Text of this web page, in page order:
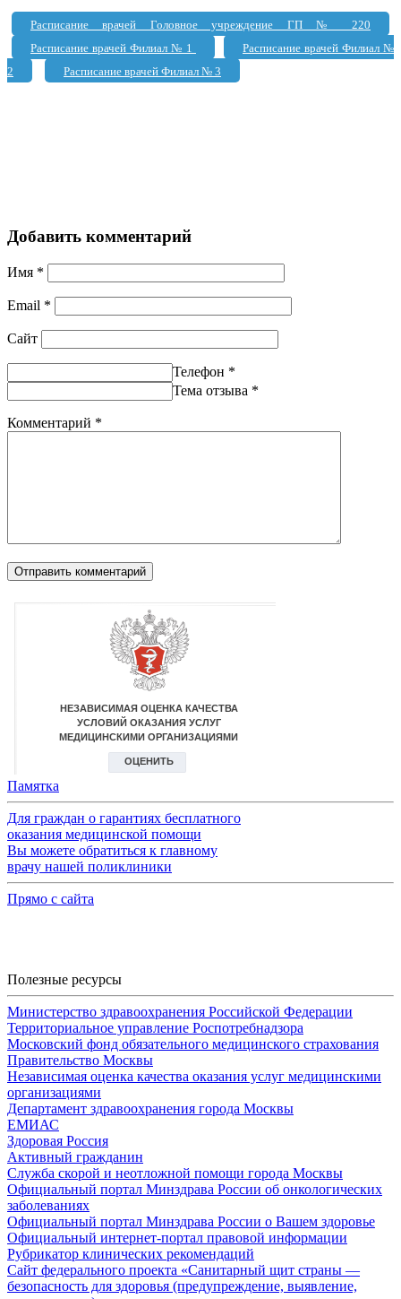
Расписание врачей Головное учреждение ГП № 220
Расписание врачей Филиал № 1
Расписание врачей Филиал №
2
Расписание врачей Филиал № 3
Добавить комментарий
Имя *
Email *
Сайт
Телефон *
Тема отзыва *
Комментарий *
Памятка
Для граждан о гарантиях бесплатного
оказания медицинской помощи
Вы можете обратиться к главному
врачу нашей поликлиники
Прямо с сайта
Полезные ресурсы
Министерство здравоохранения Российской Федерации
Территориальное управление Роспотребнадзора
Московский фонд обязательного медицинского страхования
Правительство Москвы
Независимая оценка качества оказания услуг медицинскими
организациями
Департамент здравоохранения города Москвы
ЕМИАС
Здоровая Россия
Активный гражданин
Служба скорой и неотложной помощи города Москвы
Официальный портал Минздрава России об онкологических
заболеваниях
Официальный портал Минздрава России о Вашем здоровье
Официальный интернет-портал правовой информации
Рубрикатор клинических рекомендаций
Сайт федерального проекта «Санитарный щит страны —
безопасность для здоровья (предупреждение, выявление,